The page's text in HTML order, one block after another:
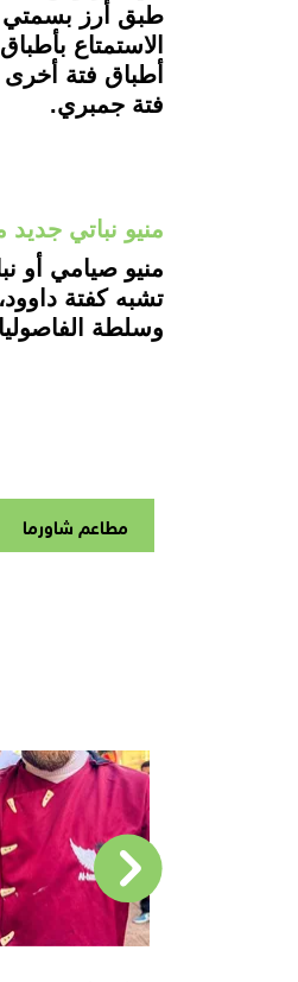
طبق أرز بسمتي
الاستمتاع
أطباق فتة
فتة جمبري.
منيو نباتي
منيو صيامي أو
تشبه كفتة
وسلطة
مطاعم شاورما